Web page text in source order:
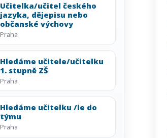
Učitelka/učitel českého
jazyka, dějepisu nebo
občanské výchovy
Praha
Hledáme učitele/učitelku
1. stupně ZŠ
Praha
Hledáme učitelku /le do
týmu
Praha